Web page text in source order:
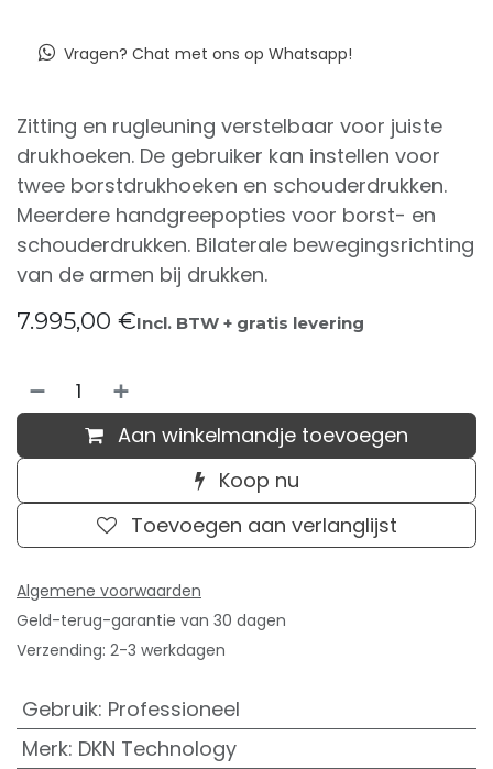
Vragen? Chat met ons op Whatsapp!
Zitting en rugleuning verstelbaar voor juiste
drukhoeken. De gebruiker kan instellen voor
twee borstdrukhoeken en schouderdrukken.
Meerdere handgreepopties voor borst- en
schouderdrukken. Bilaterale bewegingsrichting
van de armen bij drukken.
7.995,00 €Incl. BTW + gratis levering
Aan winkelmandje toevoegen
Koop nu
Toevoegen aan verlanglijst
Algemene voorwaarden
Geld-terug-garantie van 30 dagen
Verzending: 2-3 werkdagen
Gebruik: Professioneel
Merk: DKN Technology